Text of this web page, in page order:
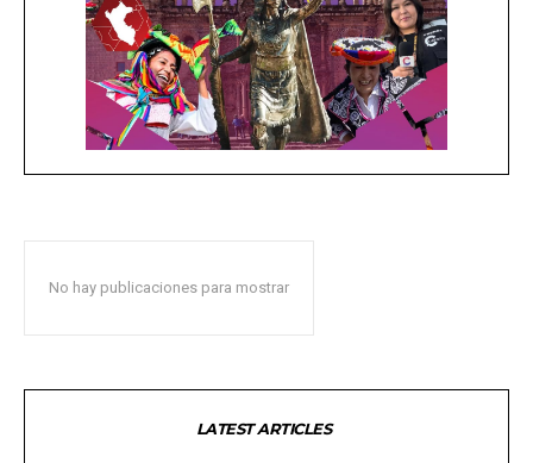
No hay publicaciones para mostrar
LATEST ARTICLES